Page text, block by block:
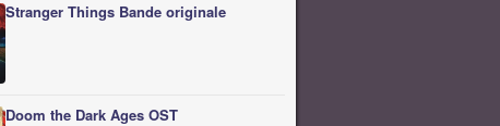
Stranger Things Bande originale
Doom the Dark Ages OST